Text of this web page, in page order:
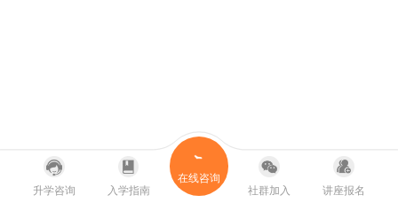
升学咨询 入学指南
在线咨询
社群加入
讲座报名